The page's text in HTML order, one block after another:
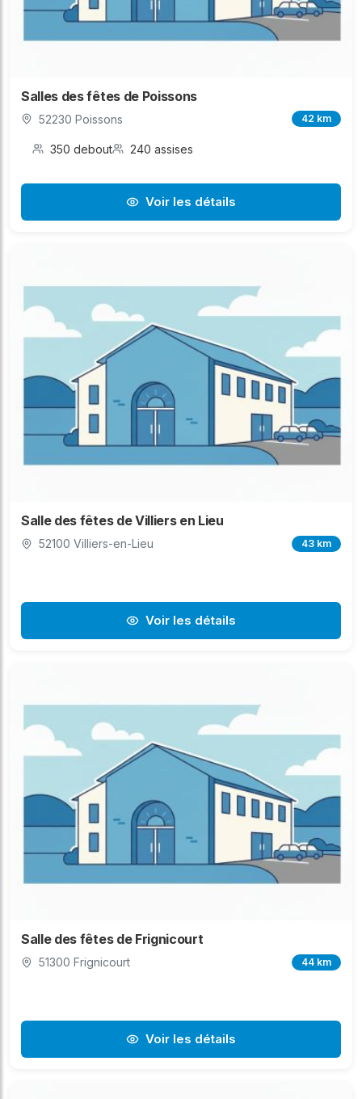
Salles des fêtes de Poissons
52230 Poissons 42 km
350 debout 240 assises
Voir les détails
Salle des fêtes de Villiers en Lieu
52100 Villiers-en-Lieu 43 km
Voir les détails
Salle des fêtes de Frignicourt
51300 Frignicourt 44 km
Voir les détails